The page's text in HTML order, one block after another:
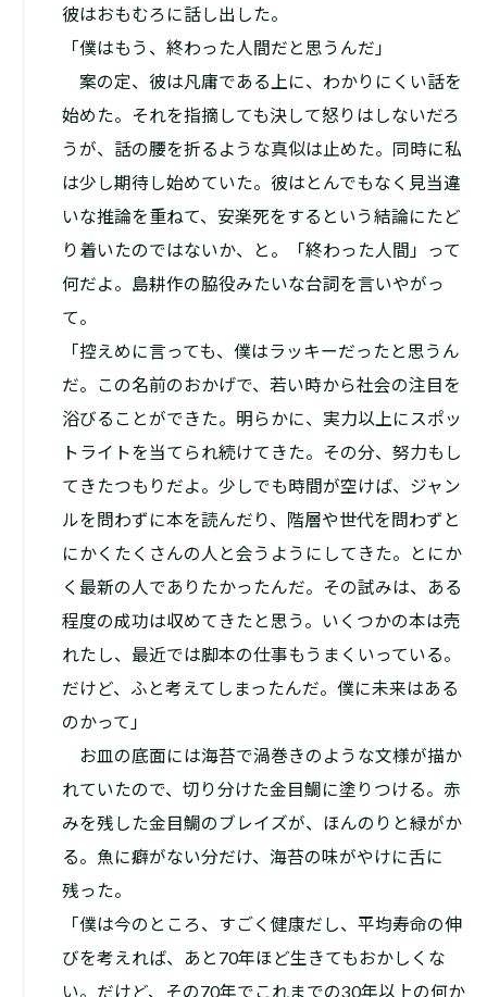
彼はおもむろに話し出した。
「僕はもう、終わった人間だと思うんだ」
案の定、彼は凡庸である上に、わかりにくい話を
始めた。それを指摘しても決して怒りはしないだろ
うが、話の腰を折るような真似は止めた。同時に私
は少し期待し始めていた。彼はとんでもなく見当違
いな推論を重ねて、安楽死をするという結論にたど
り着いたのではないか、と。「終わった人間」って
何だよ。島耕作の脇役みたいな台詞を言いやがっ
て。
「控えめに言っても、僕はラッキーだったと思うん
だ。この名前のおかげで、若い時から社会の注目を
浴びることができた。明らかに、実力以上にスポッ
トライトを当てられ続けてきた。その分、努力もし
てきたつもりだよ。少しでも時間が空けば、ジャン
ルを問わずに本を読んだり、階層や世代を問わずと
にかくたくさんの人と会うようにしてきた。とにか
く最新の人でありたかったんだ。その試みは、ある
程度の成功は収めてきたと思う。いくつかの本は売
れたし、最近では脚本の仕事もうまくいっている。
だけど、ふと考えてしまったんだ。僕に未来はある
のかって」
お皿の底面には海苔で渦巻きのような文様が描か
れていたので、切り分けた金目鯛に塗りつける。赤
みを残した金目鯛のブレイズが、ほんのりと緑がか
る。魚に癖がない分だけ、海苔の味がやけに舌に
残った。
「僕は今のところ、すごく健康だし、平均寿命の伸
びを考えれば、あと70年ほど生きてもおかしくな
い。だけど、その70年でこれまでの30年以上の何か